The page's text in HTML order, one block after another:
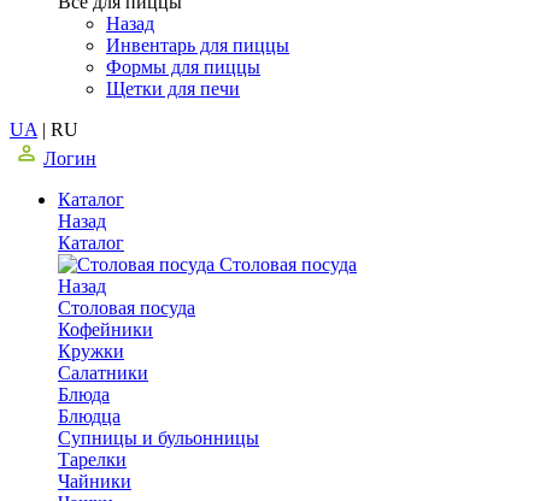
Назад
Инвентарь для пиццы
Формы для пиццы
Щетки для печи
UA | RU
Логин
Каталог
Назад
Каталог
Столовая посуда
Назад
Столовая посуда
Кофейники
Кружки
Салатники
Блюда
Блюдца
Супницы и бульонницы
Тарелки
Чайники